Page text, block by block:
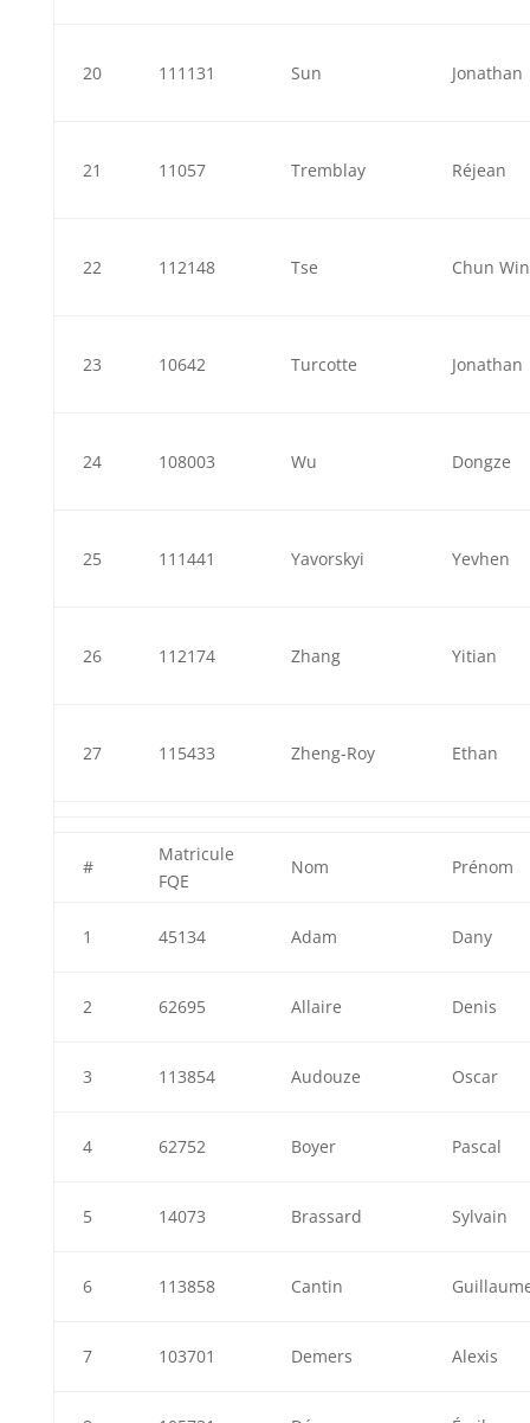
20 111131 Sun Jonathan
21 11057 Tremblay Réjean
22 112148 Tse Chun
23 10642 Turcotte Jonathan
24 108003 Wu Dongze
25 111441 Yavorskyi Yevhen
26 112174 Zhang Yitian
27 115433 Zheng-Roy Ethan
#
Matricule
FQE
Nom Prénom
1 45134 Adam Dany
2 62695 Allaire Denis
3 113854 Audouze Oscar
4 62752 Boyer Pascal
5 14073 Brassard Sylvain
6 113858 Cantin
7 103701 Demers Alexis